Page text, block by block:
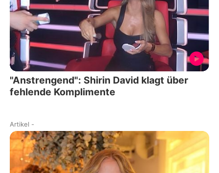
"Anstrengend": Shirin David klagt über
fehlende Komplimente
Artikel -